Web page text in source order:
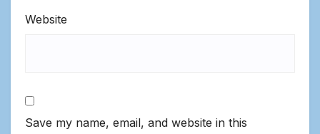
Website
Save my name, email, and website in this